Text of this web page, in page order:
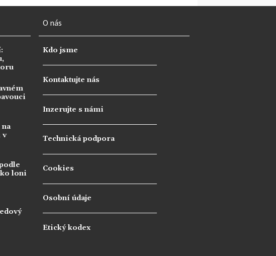
v
loni
O nás
Kdo jsme
Kontaktujte nás
Inzerujte s námi
Technická podpora
Cookies
Osobní údaje
Etický kodex